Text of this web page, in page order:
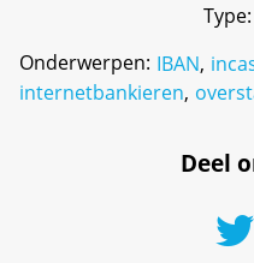
Type:
Onderwerpen: IBAN,
internetbankieren,
Deel